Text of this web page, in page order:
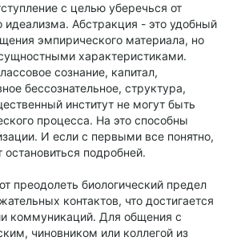
с целью уберечься от
идеализма. Абстракция - это удобный
эмпирического материала, но
характеристиками.
сознание, капитал,
бессознательное, структура,
институт не могут быть
процесса. На это способны
И если с первыми все понятно,
подробней.
преодолеть биологический предел
контактов, что достигается
коммуникаций. Для общения с
чиновником или коллегой из